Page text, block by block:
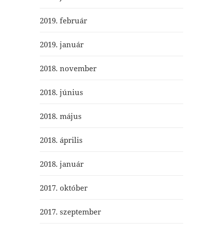
2019. február
2019. január
2018. november
2018. június
2018. május
2018. április
2018. január
2017. október
2017. szeptember